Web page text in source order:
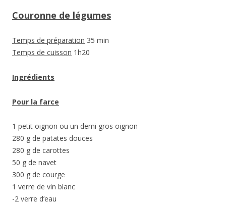
Couronne de légumes
Temps de préparation 35 min
Temps de cuisson 1h20
Ingrédients
Pour la farce
1 petit oignon ou un demi gros oignon
280 g de patates douces
280 g de carottes
50 g de navet
300 g de courge
1 verre de vin blanc
-2 verre d’eau